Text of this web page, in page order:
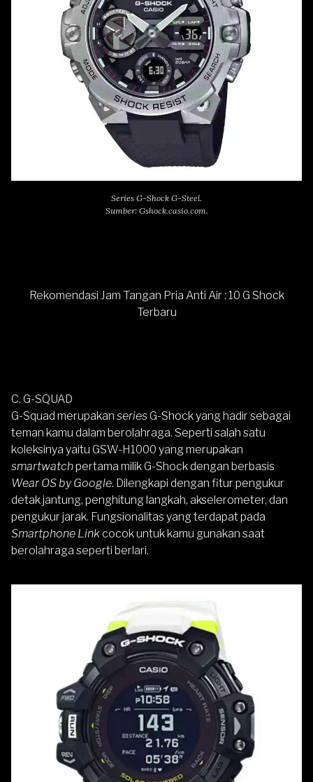
Series G-Shock G-Steel.
Sumber: Gshock.casio.com.
Rekomendasi Jam Tangan Pria Anti Air : 10 G Shock
Terbaru
C. G-SQUAD
G-Squad merupakan seriesG-Shock yang hadir sebagai
teman kamu dalam berolahraga. Seperti salah satu
koleksinya yaitu GSW-H1000 yang merupakan
smartwatchpertama milik G-Shock dengan berbasis
Wear OS by Google. Dilengkapi dengan fitur pengukur
detak jantung, penghitung langkah, akselerometer, dan
pengukur jarak. Fungsionalitas yang terdapat pada
Smartphone Linkcocok untuk kamu gunakan saat
berolahraga seperti berlari.